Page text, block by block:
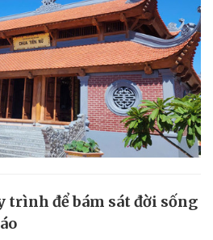
trình để bám sát đời sống